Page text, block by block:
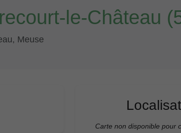
le-Château
Meuse
Carte non disponible pour